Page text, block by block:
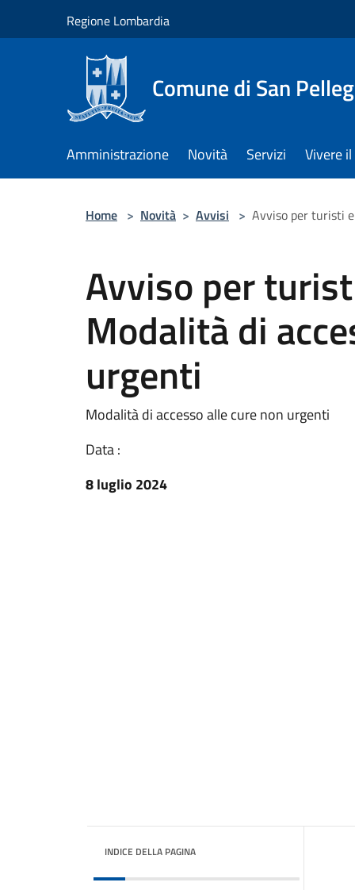
Regione Lombardia
Comune di San
Amministrazione Novità Servizi Vivere
Home > Novità > Avvisi > Avviso per turisti
Avviso per
Modalità di
urgenti
Modalità di accesso alle cure non urgenti
Data :
8 luglio 2024
INDICE DELLA PAGINA